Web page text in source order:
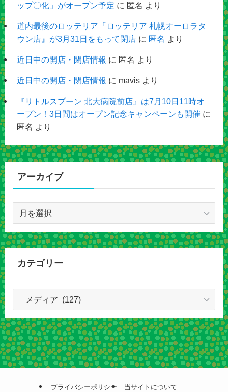
ップ〇化」がオープン予定 に 匿名 より
道内最後のロッテリア『ロッテリア 札幌オーロラタ
ウン店』が3月31日をもって閉店に 匿名 より
近日中の開店・閉店情報 に 匿名 より
近日中の開店・閉店情報 に mavisより
『リトルスプーン 北大病院前店』は7月10日11時オ
ープン！3日間はオープン記念キャンペーンも開催 に
匿名 より
アーカイブ
カ
イ
カテゴリー
ゴ
リ
ー
プライバシーポリシー 当サイトについて